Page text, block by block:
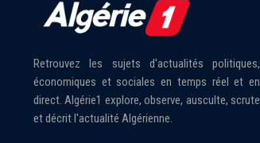
Retrouvez les sujets d'actualités politiques,
économiques et sociales en temps réel et en
direct. Algérie1 explore, observe, ausculte, scrute
et décrit l'actualité Algérienne.